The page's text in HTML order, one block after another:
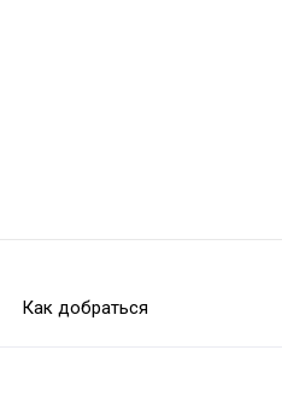
Как добраться